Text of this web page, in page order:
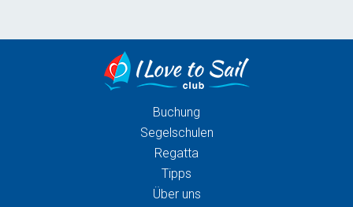
Buchung
Segelschulen
Regatta
Tipps
Über uns